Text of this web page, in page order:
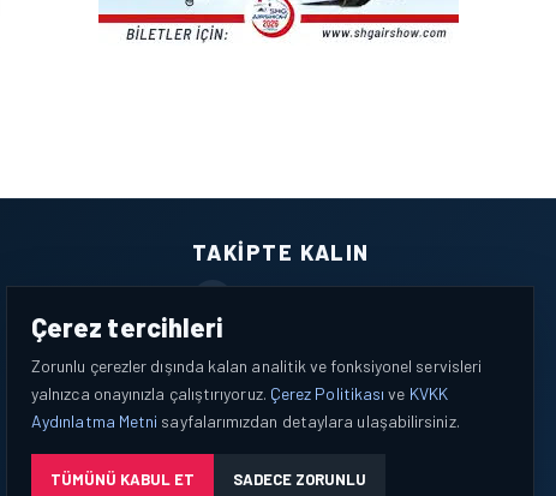
TAKIPTE KALIN
YouTube
Çerez tercihleri
Zorunlu çerezler dışında kalan analitik ve fonksiyonel servisleri
yalnızca onayınızla çalıştırıyoruz. Çerez Politikası ve KVKK
Aydınlatma Metni sayfalarımızdan detaylara ulaşabilirsiniz.
TÜMÜNÜ KABUL ET SADECE ZORUNLU